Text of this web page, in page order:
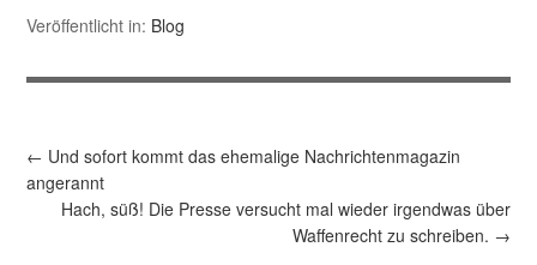
Veröffentlicht in: Blog
← Und sofort kommt das ehemalige Nachrichtenmagazin
angerannt
Hach, süß! Die Presse versucht mal wieder irgendwas über
Waffenrecht zu schreiben. →